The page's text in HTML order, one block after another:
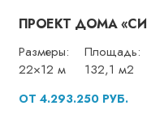
ПРОЕКТ ДОМА
Размеры:
22×12 м
Площадь:
132,1 м2
ОТ 4.293.250 РУБ.